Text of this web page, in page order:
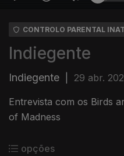
CONTROLO PARENTAL
Indiegente
Indiegente 29 abr.
Entrevista com os Birds
of Madness
opções